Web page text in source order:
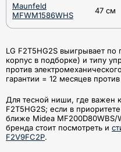
Maunfeld
MFWM1586WHS
47 см
LG F2T5HG2S выигрывает
корпус в подборке) и типу
против
гарантии = 12 месяцев
Для тесной ниши, где важен
F2T5HG2S; если в
ближе Midea
бренда стоит посмотреть и
F2V9FC2P.